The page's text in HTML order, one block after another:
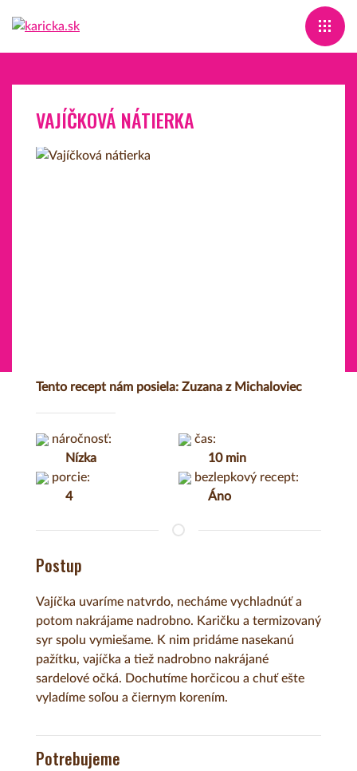
VAJÍČKOVÁ NÁTIERKA
Tento recept nám posiela: Zuzana z Michaloviec
náročnosť:
Nízka
čas:
10 min
porcie:
4
bezlepkový recept:
Áno
Postup
Vajíčka uvaríme natvrdo, necháme vychladnúť a
potom nakrájame nadrobno. Karičku a termizovaný
syr spolu vymiešame. K nim pridáme nasekanú
pažítku, vajíčka a tiež nadrobno nakrájané
sardelové očká. Dochutíme horčicou a chuť ešte
vyladíme soľou a čiernym korením.
Potrebujeme